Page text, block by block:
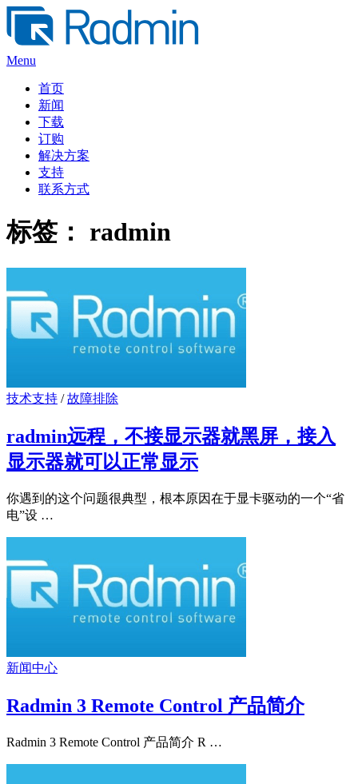
Skip
content
Menu
首页
新闻
下载
订购
解决方案
支持
联系方式
标签： radmin
技术支持 /故障排除
radmin远程，不接显示器就黑屏，接入
显示器就可以正常显示
你遇到的这个问题很典型，根本原因在于显卡驱动的一个“省
电”设 …
新闻中心
Radmin 3 Remote Control 产品简介
Radmin 3 Remote Control 产品简介 R …